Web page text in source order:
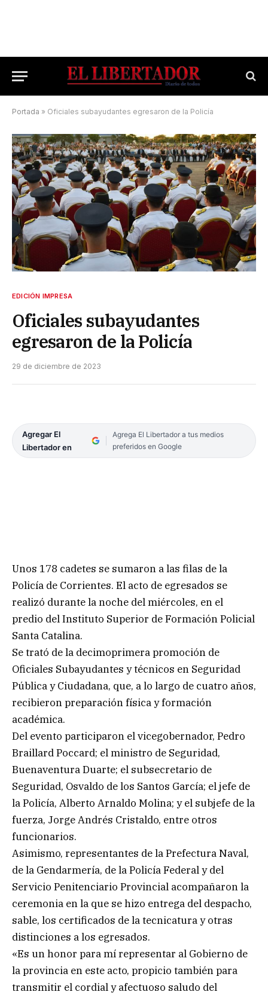
Portada » Oficiales subayudantes egresaron de la Policía
EDICIÓN IMPRESA
Oficiales subayudantes
egresaron de la Policía
29 de diciembre de 2023
Agregar El
Libertador en
Agrega El Libertador a tus medios
preferidos en Google
Unos 178 cadetes se sumaron a las filas de la
Policía de Corrientes. El acto de egresados se
realizó durante la noche del miércoles, en el
predio del Instituto Superior de Formación Policial
Santa Catalina.
Se trató de la decimoprimera promoción de
Oficiales Subayudantes y técnicos en Seguridad
Pública y Ciudadana, que, a lo largo de cuatro años,
recibieron preparación física y formación
académica.
Del evento participaron el vicegobernador, Pedro
Braillard Poccard; el ministro de Seguridad,
Buenaventura Duarte; el subsecretario de
Seguridad, Osvaldo de los Santos García; el jefe de
la Policía, Alberto Arnaldo Molina; y el subjefe de la
fuerza, Jorge Andrés Cristaldo, entre otros
funcionarios.
Asimismo, representantes de la Prefectura Naval,
de la Gendarmería, de la Policía Federal y del
Servicio Penitenciario Provincial acompañaron la
ceremonia en la que se hizo entrega del despacho,
sable, los certificados de la tecnicatura y otras
distinciones a los egresados.
«Es un honor para mí representar al Gobierno de
la provincia en este acto, propicio también para
transmitir el cordial y afectuoso saludo del